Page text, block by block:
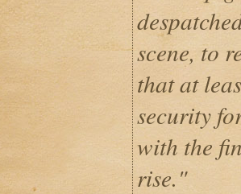
scene, to
that at
security
with the
rise."